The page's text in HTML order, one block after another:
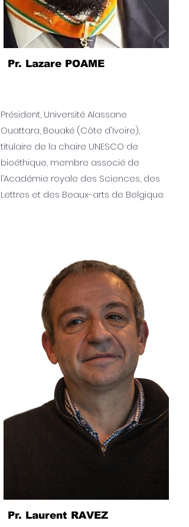
Pr. Lazare POAME
Président, Université Alassane
Ouattara, Bouaké (Côte d'Ivoire),
titulaire de la chaire UNESCO de
bioéthique, membre associé de
l’Académie royale des Sciences, des
Lettres et des Beaux-arts de Belgique.
Pr. Laurent RAVEZ